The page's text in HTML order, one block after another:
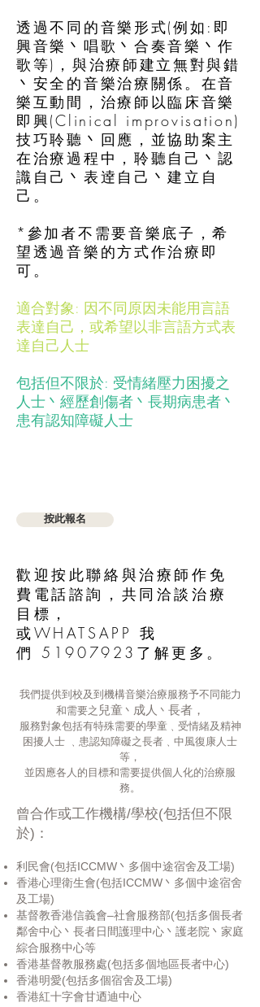
透過不同的音樂形式(例如:即
興音樂丶唱歌丶合奏音樂丶作
歌等)，與治療師建立無對與錯
丶安全的音樂治療關係。在音
樂互動間，治療師以臨床音樂
即興(Clinical improvisation)
技巧聆聽丶回應，並協助案主
在治療過程中，聆聽自己丶認
識自己丶表逹自己丶建立自
己。
*參加者不需要音樂底子，希
望透過音樂的方式作治療即
可。
適合對象: 因不同原因未能用言語
表達自己，或希望以非言語方式表
達自己人士
包括但不限於: 受情緒壓力困擾之
人士丶經歷創傷者丶長期病患者丶
患有認知障礙人士
按此報名
歡迎按此聯絡與治療師作免
費電話諮詢，共同洽談治療
目標，
或WHATSAPP 我
們 51907923了解更多。
我們提供到校及到機構音樂治療服務予不同能力
和需要之 兒童 丶 成人 丶 ⻑者，
服務對象包括有特殊需要的學童﹑受情緒及精神
困擾人士 ﹑患認知障礙之⻑者﹑中風復康人士
等，
並因應各人的目標和需要提供個人化的治療服
務。
曾合作或工作機構/學校(包括但不限
於)：
利⺠會(包括ICCMW丶多個中途宿舍及工場)
香港心理衛生會(包括ICCMW丶多個中途宿舍
及工場)
基督教香港信義會–社會服務部(包括多個⻑者
鄰舍中心丶⻑者日間護理中心丶護老院丶家庭
綜合服務中心等
香港基督教服務處(包括多個地區長者中心)
香港明愛(包括多個宿舍及工場)
香港紅十字會甘迺迪中心